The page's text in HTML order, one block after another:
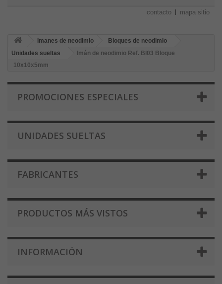
contacto mapa sitio
Imanes de neodimio
Bloques de neodimio
Unidades sueltas
Imán de neodimio Ref. Bl03 Bloque
10x10x5mm
PROMOCIONES ESPECIALES
UNIDADES SUELTAS
FABRICANTES
PRODUCTOS MÁS VISTOS
INFORMACIÓN